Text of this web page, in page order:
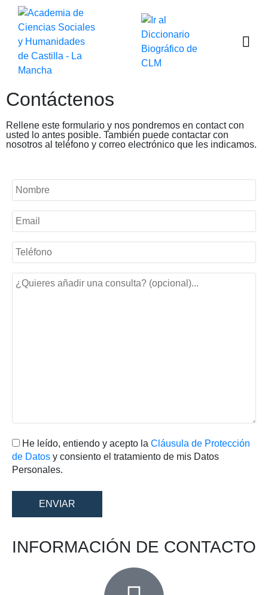
Contáctenos
Rellene este formulario y nos pondremos en contact con
usted lo antes posible. También puede contactar con
nosotros al teléfono y correo electrónico que les indicamos.
He leído, entiendo y acepto la Cláusula de Protección
de Datos y consiento el tratamiento de mis Datos
Personales.
INFORMACIÓN DE CONTACTO